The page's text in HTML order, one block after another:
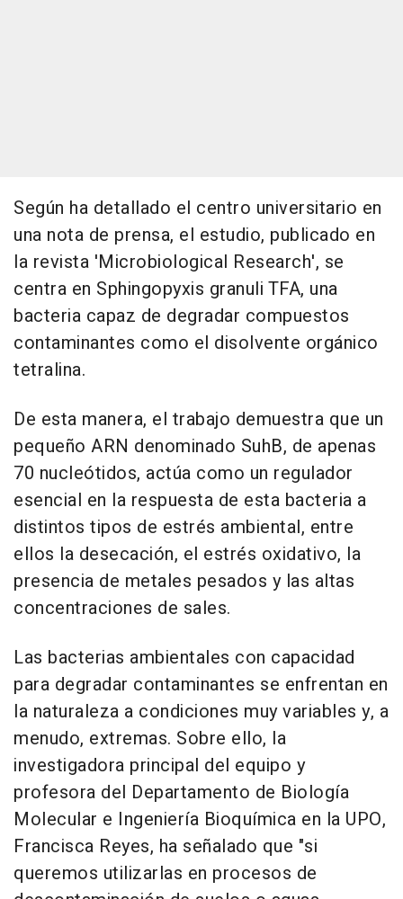
Según ha detallado el centro universitario en
una nota de prensa, el estudio, publicado en
la revista 'Microbiological Research', se
centra en Sphingopyxis granuli TFA, una
bacteria capaz de degradar compuestos
contaminantes como el disolvente orgánico
tetralina.
De esta manera, el trabajo demuestra que un
pequeño ARN denominado SuhB, de apenas
70 nucleótidos, actúa como un regulador
esencial en la respuesta de esta bacteria a
distintos tipos de estrés ambiental, entre
ellos la desecación, el estrés oxidativo, la
presencia de metales pesados y las altas
concentraciones de sales.
Las bacterias ambientales con capacidad
para degradar contaminantes se enfrentan en
la naturaleza a condiciones muy variables y, a
menudo, extremas. Sobre ello, la
investigadora principal del equipo y
profesora del Departamento de Biología
Molecular e Ingeniería Bioquímica en la UPO,
Francisca Reyes, ha señalado que "si
queremos utilizarlas en procesos de